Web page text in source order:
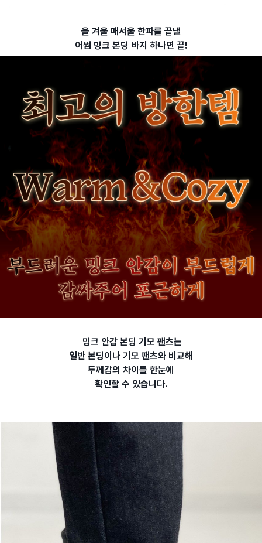
올 겨울 매서울 한파를 끝낼
어썸 밍크 본딩 바지 하나면 끝!
밍크 안감 본딩 기모 팬츠는
일반 본딩이나 기모 팬츠와 비교해
두께감의 차이를 한눈에
확인할 수 있습니다.